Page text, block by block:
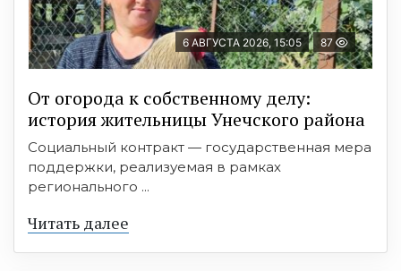
6 АВГУСТА 2026, 15:05 87
От огорода к собственному делу:
история жительницы Унечского района
Социальный контракт — государственная мера
поддержки, реализуемая в рамках
регионального ...
Читать далее